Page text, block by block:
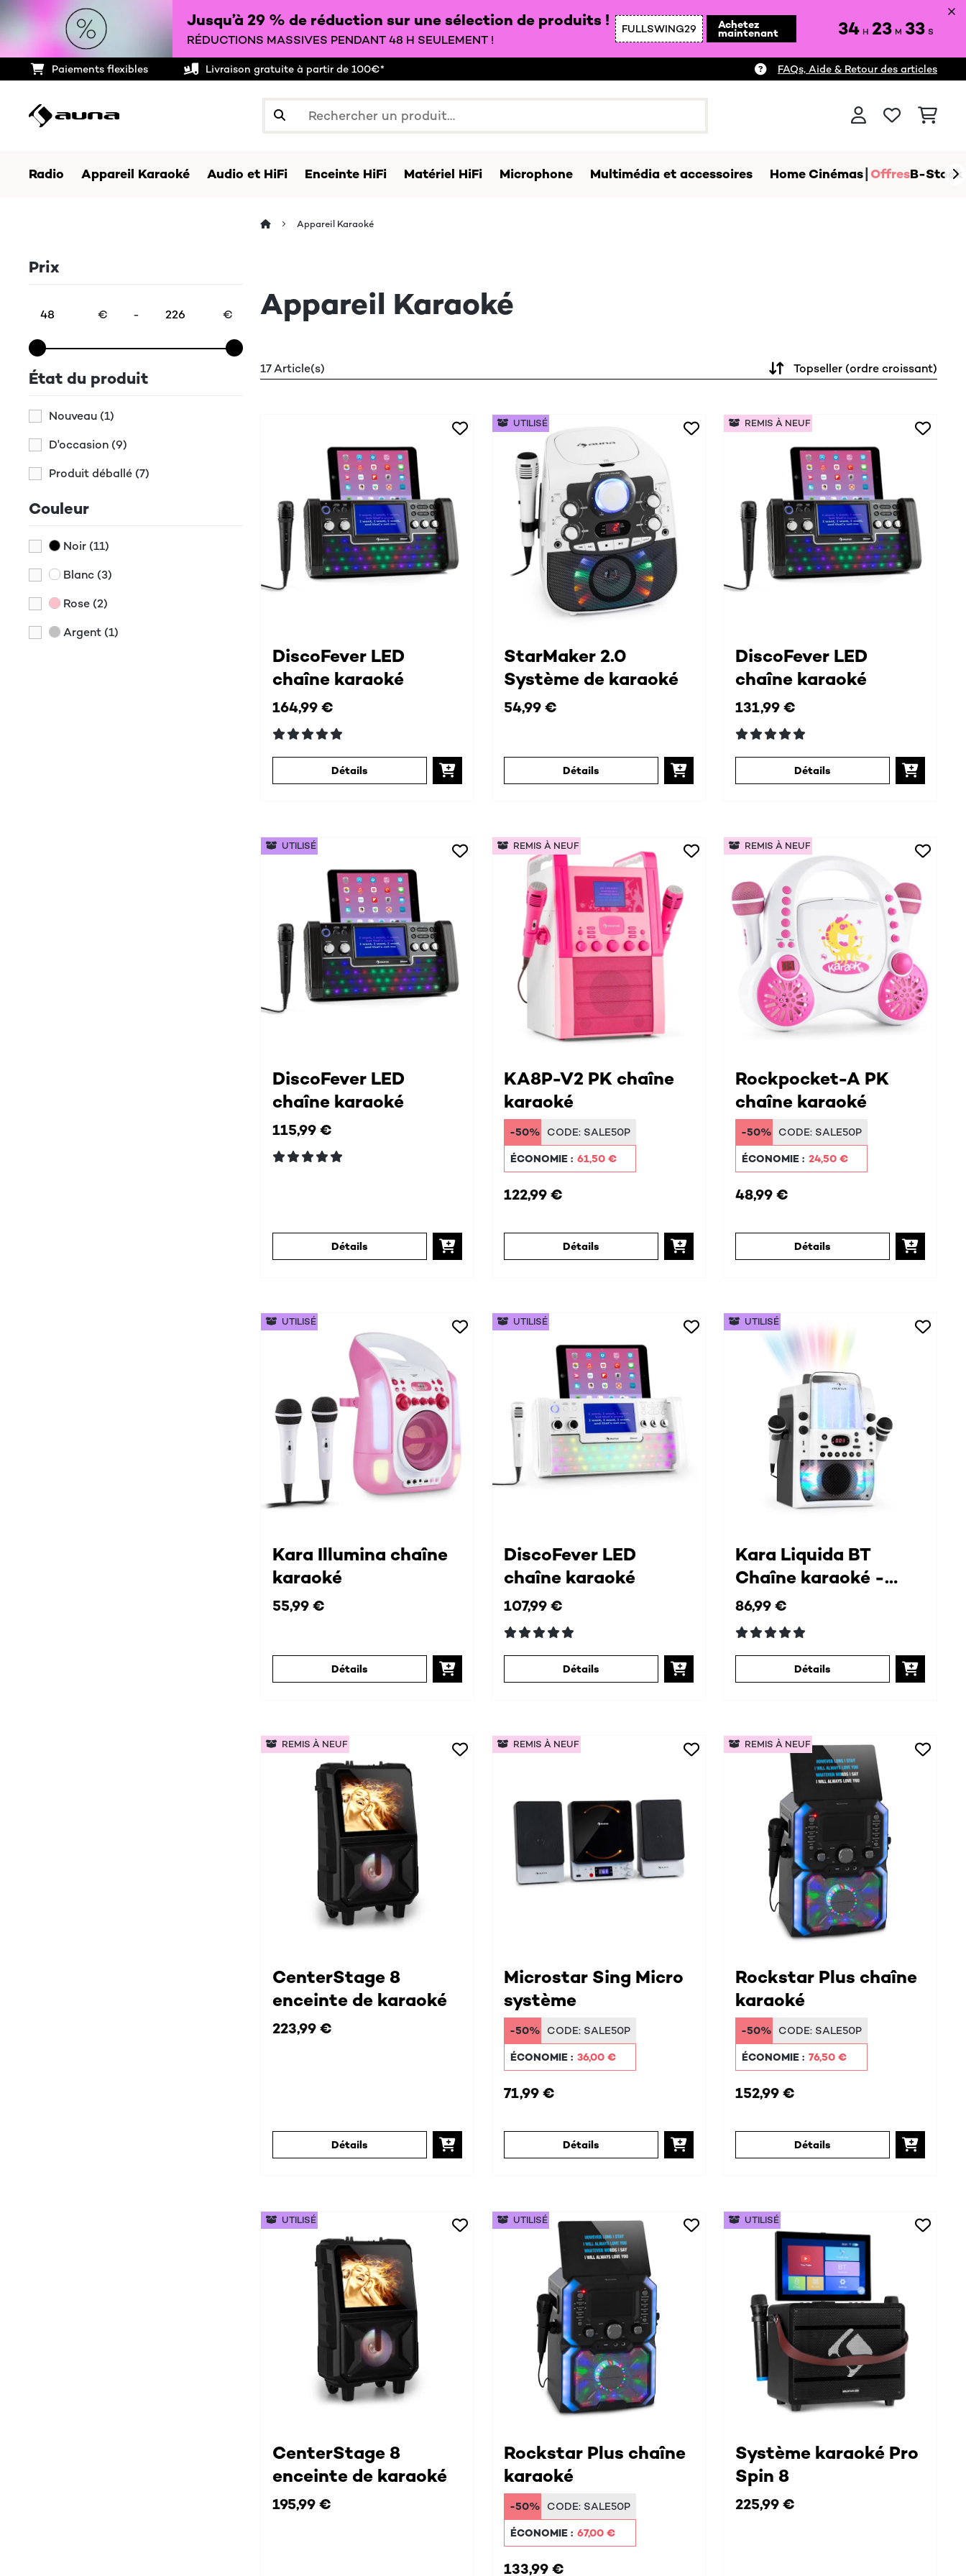
Jusqu’à 29 % de réduction sur une sélection de produits !
RÉDUCTIONS MASSIVES PENDANT 48 H SEULEMENT !
FULLSWING29 Achetez
maintenant 34 H 23 M 31 S
Paiements flexibles Livraison gratuite à partir de 100€* FAQs, Aide & Retour des articles
Radio Appareil Karaoké Audio et HiFi Enceinte HiFi Matériel HiFi Microphone Multimédia et accessoires Home Cinémas OffresB-Stock
Prix
€ - €
État du produit
Nouveau (1)
D'occasion (9)
Produit déballé (7)
Couleur
Noir (11)
Blanc (3)
Rose (2)
Argent (1)
Appareil Karaoké
Appareil Karaoké
17 Article(s) Topseller (ordre croissant)
DiscoFever LED
chaîne karaoké
164,99 €
Détails
StarMaker 2.0
Système de karaoké
54,99 €
Détails
UTILISÉ
DiscoFever LED
chaîne karaoké
131,99 €
Détails
REMIS À NEUF
DiscoFever LED
chaîne karaoké
115,99 €
Détails
UTILISÉ
KA8P-V2 PK chaîne
karaoké
-50% CODE: SALE50P
ÉCONOMIE : 61,50 €
122,99 €
Détails
REMIS À NEUF
Rockpocket-A PK
chaîne karaoké
-50% CODE: SALE50P
ÉCONOMIE : 24,50 €
48,99 €
Détails
REMIS À NEUF
Kara Illumina chaîne
karaoké
55,99 €
Détails
UTILISÉ
DiscoFever LED
chaîne karaoké
107,99 €
Détails
UTILISÉ
Kara Liquida BT
Chaîne karaoké -
blanc/gris
86,99 €
Détails
UTILISÉ
CenterStage 8
enceinte de karaoké
223,99 €
Détails
REMIS À NEUF
Microstar Sing Micro
système
-50% CODE: SALE50P
ÉCONOMIE : 36,00 €
71,99 €
Détails
REMIS À NEUF
Rockstar Plus chaîne
karaoké
-50% CODE: SALE50P
ÉCONOMIE : 76,50 €
152,99 €
Détails
REMIS À NEUF
CenterStage 8
enceinte de karaoké
195,99 €
UTILISÉ
Rockstar Plus chaîne
karaoké
-50% CODE: SALE50P
ÉCONOMIE : 67,00 €
133,99 €
UTILISÉ
Système karaoké Pro
Spin 8
225,99 €
UTILISÉ